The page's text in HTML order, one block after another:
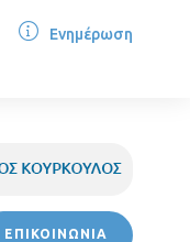
Ενημέρωση
ΕΠΙΚΟΙΝΩΝΙΑ